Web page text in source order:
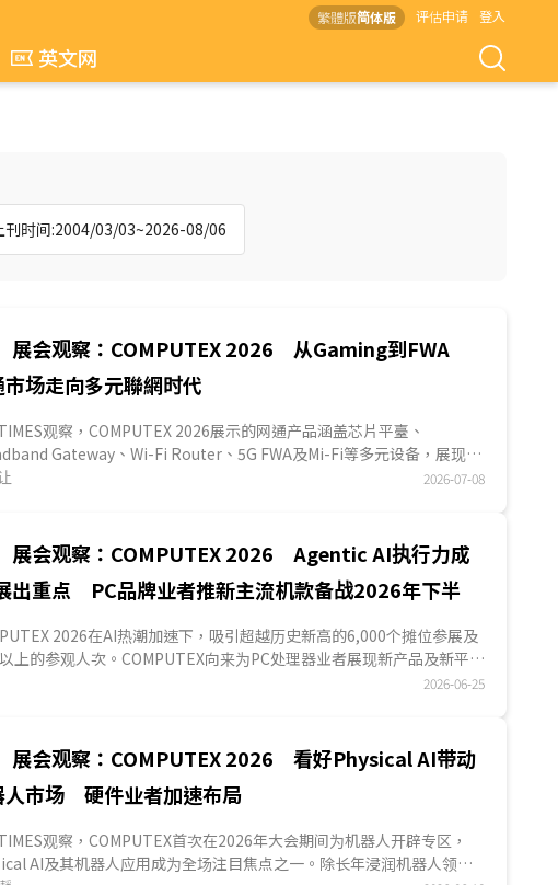
繁體版简体版 评估申请 登入
英文网
刊时间:2004/03/03~2026-08/06
展会观察：COMPUTEX 2026 从Gaming到FWA
市场走向多元聯網时代
观察，COMPUTEX 2026展示的网通产品涵盖芯片平臺、
Gateway、Wi-Fi Router、5G FWA及Mi-Fi等多元设备，展现家
、固定宽频与移動宽频市场同步发展的趋势，也反映網絡基础建设正
是更加重视不同使用情境下的聯網品质、稳定性与整体管理能力。...
2026-07-08
展会观察：COMPUTEX 2026 Agentic AI执行力成
出重点 PC品牌业者推新主流机款备战2026年下半
2026在AI热潮加速下，吸引超越历史新高的6,000个摊位参展及
上的参观人次。COMPUTEX向来为PC处理器业者展现新产品及新平臺
场合，亦是...
2026-06-25
展会观察：COMPUTEX 2026 看好Physical AI带动
人市场 硬件业者加速布局
观察，COMPUTEX首次在2026年大会期间为机器人开辟专区，
AI及其机器人应用成为全场注目焦点之一。除长年浸润机器人领域